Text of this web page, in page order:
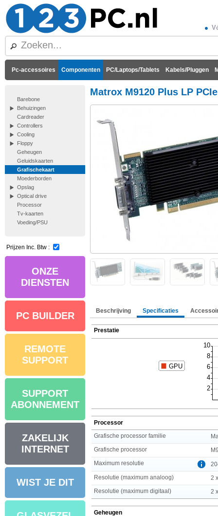
Pc-accessoires Componenten PC/Laptops/Tablets Kabels/Pluggen
Barebone
Behuizingen
Cardreader
Controllers
Cooling
Floppy
Geheugen
Geluidskaarten
Grafischekaart
Moederborden
Opslag
Optical drive
Processor
Tv-kaarten
Voeding/PSU
Prijzen Inc. Btw :
ONZE
DIENSTEN
PC BUILDER
REMOTE
SUPPORT
SUPPORT
ABONNEMENT
ZAKELIJK
INTERNET
WIST JE DIT
Matrox M9120 Plus LP
Beschrijving Specificaties
Prestatie
Processor
Grafische processor familie
Grafische processor
Maximum resolutie
Resolutie (maximum analoog)
2
Resolutie (maximum digitaal)
2
Geheugen